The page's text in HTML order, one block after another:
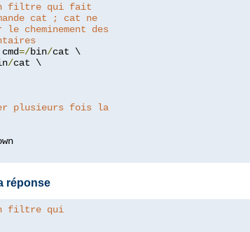
filtre qui fait
cat ; cat ne
cheminement des
=/bin/
/cat \
plusieurs fois la
réponse
filtre qui